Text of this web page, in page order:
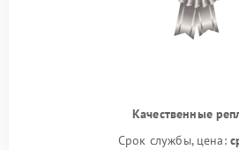
Качественные
Срок службы, цена: